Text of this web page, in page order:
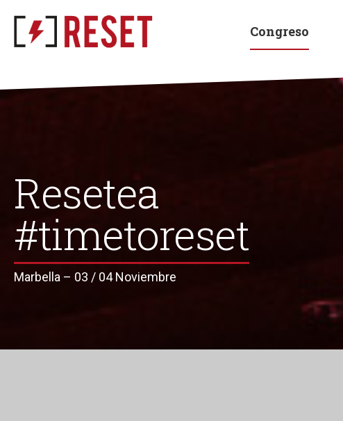
Congreso
Resetea
#timetoreset
Marbella – 03 / 04 Noviembre